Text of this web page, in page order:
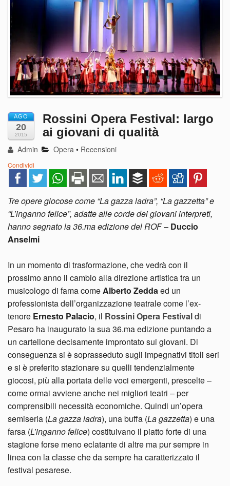
AGO
20
2015
Rossini Opera Festival: largo
ai giovani di qualità
Admin Opera • Recensioni
Condividi
Tre opere giocose come “La gazza ladra”, “La gazzetta” e
“L’inganno felice”, adatte alle corde dei giovani interpreti,
hanno segnato la 36.ma edizione del ROF– Duccio
Anselmi
In un momento di trasformazione, che vedrà con il
prossimo anno il cambio alla direzione artistica tra un
musicologo di fama come Alberto Zedda ed un
professionista dell’organizzazione teatrale come l’ex-
tenore Ernesto Palacio, il Rossini Opera Festivaldi
Pesaro ha inaugurato la sua 36.ma edizione puntando a
un cartellone decisamente improntato sui giovani. Di
conseguenza si è soprasseduto sugli impegnativi titoli seri
e si è preferito stazionare su quelli tendenzialmente
giocosi, più alla portata delle voci emergenti, prescelte –
come ormai avviene anche nei migliori teatri – per
comprensibili necessità economiche. Quindi un’opera
semiseria (La gazza ladra), una buffa (La gazzetta) e una
farsa (L’inganno felice) costituivano il piatto forte di una
stagione forse meno eclatante di altre ma pur sempre in
linea con la classe che da sempre ha caratterizzato il
festival pesarese.